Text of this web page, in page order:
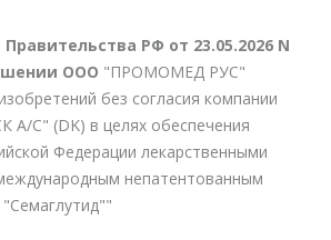
РФ от 23.05.2026 N
ООО "ПРОМОМЕД РУС"
без согласия компании
С" (DK) в целях обеспечения
Федерации лекарственными
непатентованным